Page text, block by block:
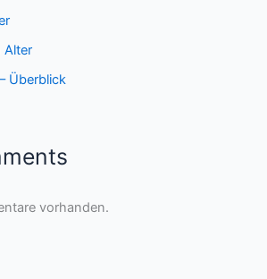
Alter
Überblick
vorhanden.